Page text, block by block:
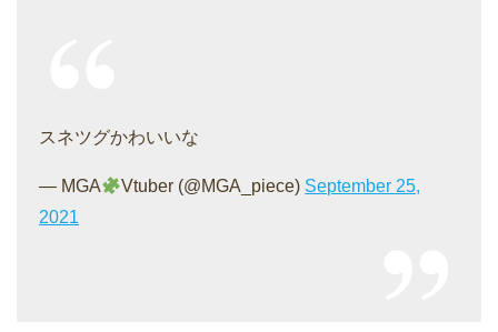
スネツグかわいいな
— MGA Vtuber (@MGA_piece) September 25,
2021